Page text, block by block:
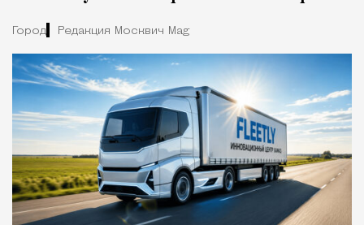
Город Редакция Москвич Mag